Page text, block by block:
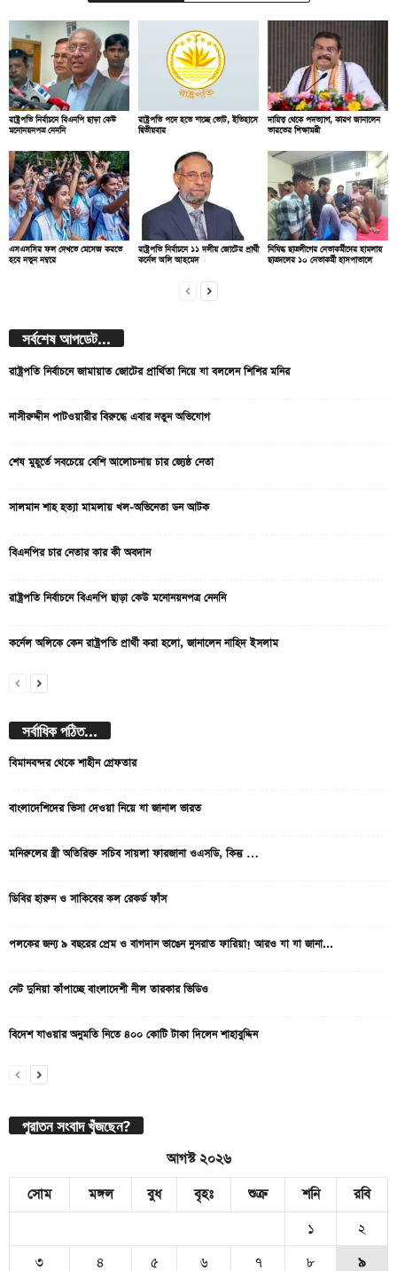
রাষ্ট্রপতি নির্বাচনে বিএনপি ছাড়া কেউ
মনোনয়নপত্র নেননি
রাষ্ট্রপতি পদে হতে যাচ্ছে ভোট, ইতিহাসে
দ্বিতীয়বার
দায়িত্ব থেকে পদত্যাগ, কারণ জানালেন
ভারতের শিক্ষামন্ত্রী
এসএসসির ফল দেখতে মেসেজ করতে
হবে নতুন নম্বরে
রাষ্ট্রপতি নির্বাচনে ১১ দলীয় জোটের প্রার্থী
কর্নেল অলি আহমেদ
নিষিদ্ধ ছাত্রলীগের নেতাকর্মীদের হামলায়
ছাত্রদলের ১০ নেতাকর্মী হাসপাতালে
সর্বশেষ আপডেট...
রাষ্ট্রপতি নির্বাচনে জামায়াত জোটের প্রার্থিতা নিয়ে যা বললেন শিশির মনির
নাসীরুদ্দীন পাটওয়ারীর বিরুদ্ধে এবার নতুন অভিযোগ
শেষ মুহূর্তে সবচেয়ে বেশি আলোচনায় চার জ্যেষ্ঠ নেতা
সালমান শাহ হত্যা মামলায় খল-অভিনেতা ডন আটক
বিএনপির চার নেতার কার কী অবদান
রাষ্ট্রপতি নির্বাচনে বিএনপি ছাড়া কেউ মনোনয়নপত্র নেননি
কর্নেল অলিকে কেন রাষ্ট্রপতি প্রার্থী করা হলো, জানালেন নাহিদ ইসলাম
সর্বাধিক পঠিত...
বিমানবন্দর থেকে শাহীন গ্রেফতার
বাংলাদেশিদের ভিসা দেওয়া নিয়ে যা জানাল ভারত
মনিরুলের স্ত্রী অতিরিক্ত সচিব সায়লা ফারজানা ওএসডি, কিন্তু …
ডিবির হারুন ও সাকিবের কল রেকর্ড ফাঁস
পলকের জন্য ৯ বছরের প্রেম ও বাগদান ভাঙেন নুসরাত ফারিয়া! আরও যা যা জানা...
নেট দুনিয়া কাঁপাচ্ছে বাংলাদেশী নীল তারকার ভিডিও
বিদেশ যাওয়ার অনুমতি নিতে ৪০০ কোটি টাকা দিলেন শাহাবুদ্দিন
পুরাতন সংবাদ খুঁজছেন?
আগস্ট ২০২৬
সোম
মঙ্গল বুধ বৃহঃ শুক্র শনি
রবি
১
২
৩
৪ ৫ ৬ ৭ ৮ ৯